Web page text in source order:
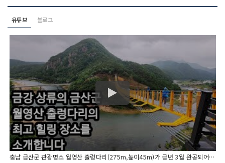
유튜브 블로그
충남 금산군 관광명소 월영산 출렁다리(275m,높이45m)가 금년 3월 완공되어 주변 다녀온 기행문을 올립니다.